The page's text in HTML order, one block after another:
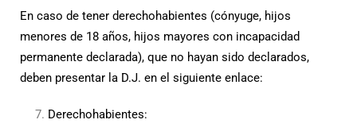
En caso de tener derechohabientes (cónyuge, hijos
menores de 18 años, hijos mayores con incapacidad
permanente declarada), que no hayan sido declarados,
deben presentar la D.J. en el siguiente enlace:
Derechohabientes: